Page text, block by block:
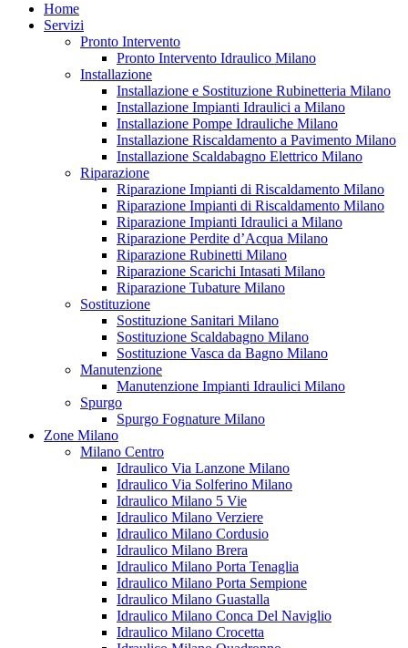
Home
Servizi
Pronto Intervento
Pronto Intervento Idraulico Milano
Installazione
Installazione e Sostituzione Rubinetteria Milano
Installazione Impianti Idraulici a Milano
Installazione Pompe Idrauliche Milano
Installazione Riscaldamento a Pavimento Milano
Installazione Scaldabagno Elettrico Milano
Riparazione
Riparazione Impianti di Riscaldamento Milano
Riparazione Impianti di Riscaldamento Milano
Riparazione Impianti Idraulici a Milano
Riparazione Perdite d’Acqua Milano
Riparazione Rubinetti Milano
Riparazione Scarichi Intasati Milano
Riparazione Tubature Milano
Sostituzione
Sostituzione Sanitari Milano
Sostituzione Scaldabagno Milano
Sostituzione Vasca da Bagno Milano
Manutenzione
Manutenzione Impianti Idraulici Milano
Spurgo
Spurgo Fognature Milano
Zone Milano
Milano Centro
Idraulico Via Lanzone Milano
Idraulico Via Solferino Milano
Idraulico Milano 5 Vie
Idraulico Milano Verziere
Idraulico Milano Cordusio
Idraulico Milano Brera
Idraulico Milano Porta Tenaglia
Idraulico Milano Porta Sempione
Idraulico Milano Guastalla
Idraulico Milano Conca Del Naviglio
Idraulico Milano Crocetta